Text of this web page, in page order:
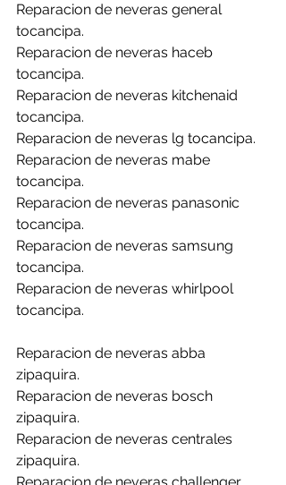
Reparacion de neveras general
tocancipa.
Reparacion de neveras haceb
tocancipa.
Reparacion de neveras kitchenaid
tocancipa.
Reparacion de neveras lg tocancipa.
Reparacion de neveras mabe
tocancipa.
Reparacion de neveras panasonic
tocancipa.
Reparacion de neveras samsung
tocancipa.
Reparacion de neveras whirlpool
tocancipa.
Reparacion de neveras abba
zipaquira.
Reparacion de neveras bosch
zipaquira.
Reparacion de neveras centrales
zipaquira.